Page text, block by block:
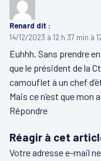
Renard dit :
14/12/2023 à 12 h 37 min à
Euhhh. Sans prendre
que le président de la
camouflet à un chef
Mais ce n’est que mon
Répondre
Réagir à cet
Votre adresse e-mail